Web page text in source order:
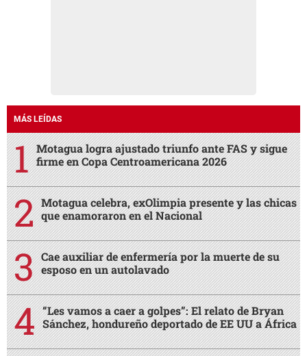
MÁS LEÍDAS
Motagua logra ajustado triunfo ante FAS y sigue
firme en Copa Centroamericana 2026
Motagua celebra, exOlimpia presente y las chicas
que enamoraron en el Nacional
Cae auxiliar de enfermería por la muerte de su
esposo en un autolavado
“Les vamos a caer a golpes”: El relato de Bryan
Sánchez, hondureño deportado de EE UU a África